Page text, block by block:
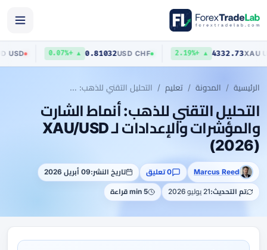
4332.73
▲ +2.19%
USD
0.81032
▲ +0.07%
AUD
الرئيسية المدونة تعليم التحليل التقني للذهب: أنماط الشارت والمؤشرات والإعدادات لـ XAU/USD (2026)
التحليل التقني للذهب: أنماط الشارت
والمؤشرات والإعدادات لـ XAU/USD
(2026)
Marcus Reed 0 تعليق تاريخ النشر:09 أبريل 2026
تم التحديث:21 يوليو 2026 5 min قراءة